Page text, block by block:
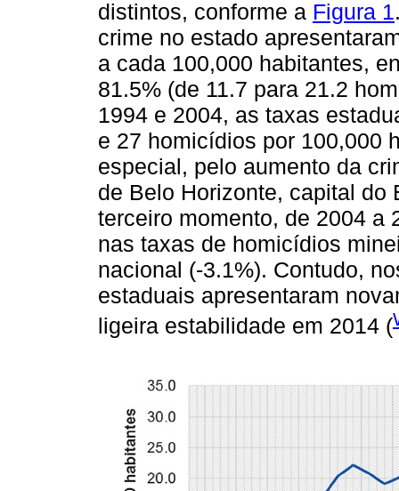
distintos, conforme a Figura 1
crime no estado
a cada 100,000 habitantes,
81.5% (de 11.7 para 21.2
1994 e 2004, as taxas
e 27 homicídios por 100,000
especial, pelo aumento da
de Belo Horizonte, capital do
terceiro momento, de 2004 a
nas taxas de homicídios
nacional (-3.1%). Contudo,
estaduais apresentaram
ligeira estabilidade em 2014 (